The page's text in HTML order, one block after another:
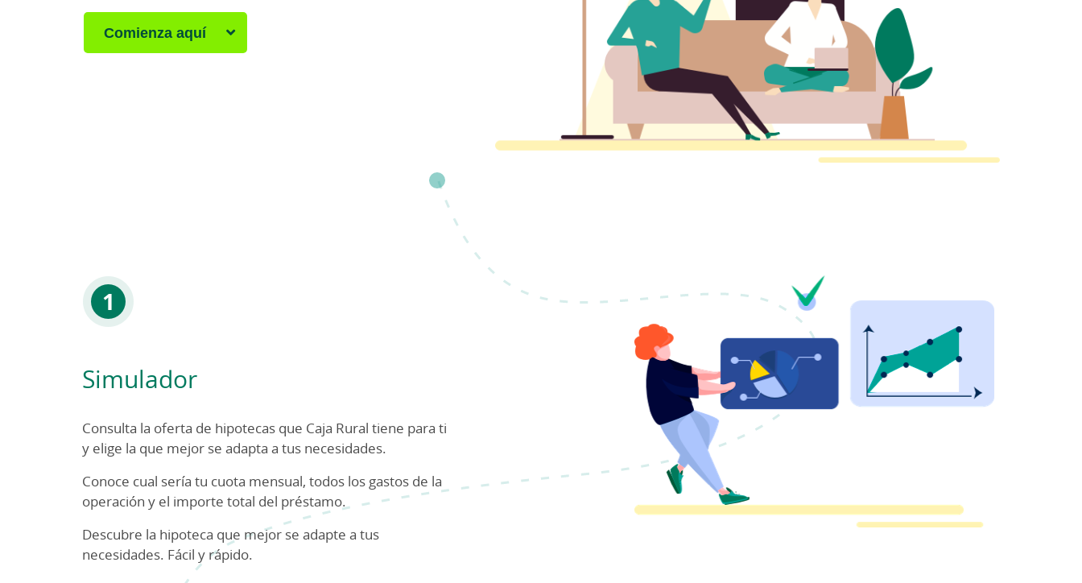
Comienza aquí
Simulador
Consulta la oferta de hipotecas que Caja Rural tiene para ti
y elige la que mejor se adapta a tus necesidades.
Conoce cual sería tu cuota mensual, todos los gastos de la
operación y el importe total del préstamo.
Descubre la hipoteca que mejor se adapte a tus
necesidades. Fácil y rápido.